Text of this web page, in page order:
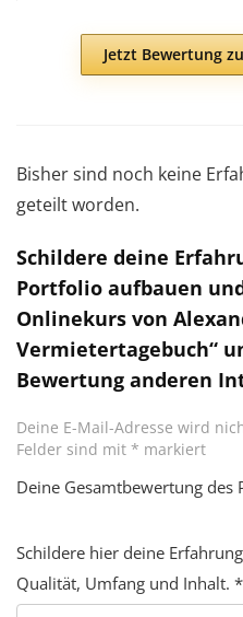
Jetzt Bewertung
Bisher sind noch keine
geteilt worden.
Schildere deine
Portfolio aufbauen
Onlinekurs von
Vermietertagebuch“
Bewertung anderen
Deine E-Mail-Adresse wird
Felder sind mit * markiert
Deine Gesamtbewertung des
Schildere hier deine
Qualität, Umfang und Inhalt. *